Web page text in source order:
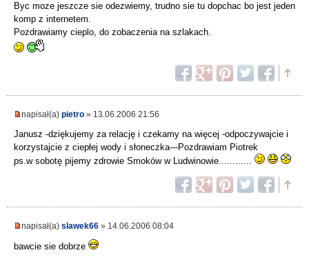
Byc moze jeszcze sie odezwiemy, trudno sie tu dopchac bo jest jeden
komp z internetem.
Pozdrawiamy cieplo, do zobaczenia na szlakach.
napisał(a) pietro » 13.06.2006 21:56
Janusz -dziękujemy za relację i czekamy na więcej -odpoczywajcie i
korzystajcie z ciepłej wody i słoneczka---Pozdrawiam Piotrek
ps.w sobotę pijemy zdrowie Smoków w Ludwinowie............
napisał(a) slawek66 » 14.06.2006 08:04
bawcie sie dobrze